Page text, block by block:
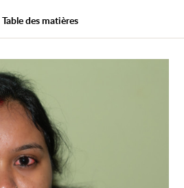
Table des matières